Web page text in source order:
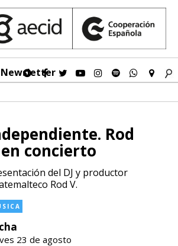
Newsletter
Rod
concierto
del DJ y productor
Rod V.
23 de agosto